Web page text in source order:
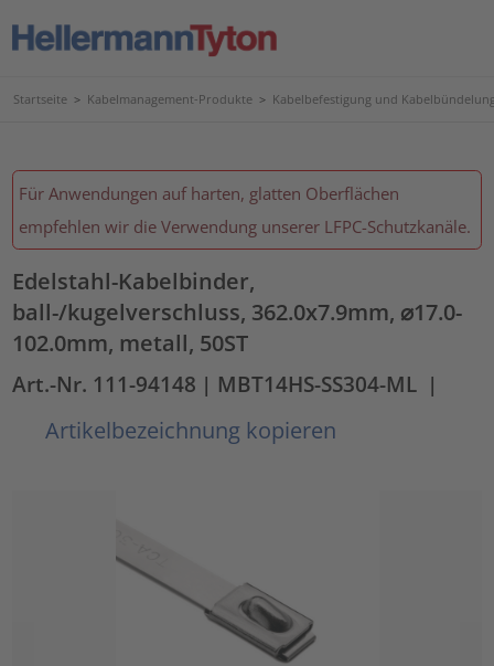
Startseite > Kabelmanagement-Produkte > Kabelbefestigung und
Für Anwendungen auf harten, glatten Oberflächen
empfehlen wir die Verwendung unserer LFPC-Schutzkanäle.
Edelstahl-Kabelbinder,
ball-/kugelverschluss, 362.0x7.9mm, ⌀17.0-
102.0mm, metall, 50ST
Art.-Nr. 111-94148 | MBT14HS-SS304-ML |
Artikelbezeichnung kopieren